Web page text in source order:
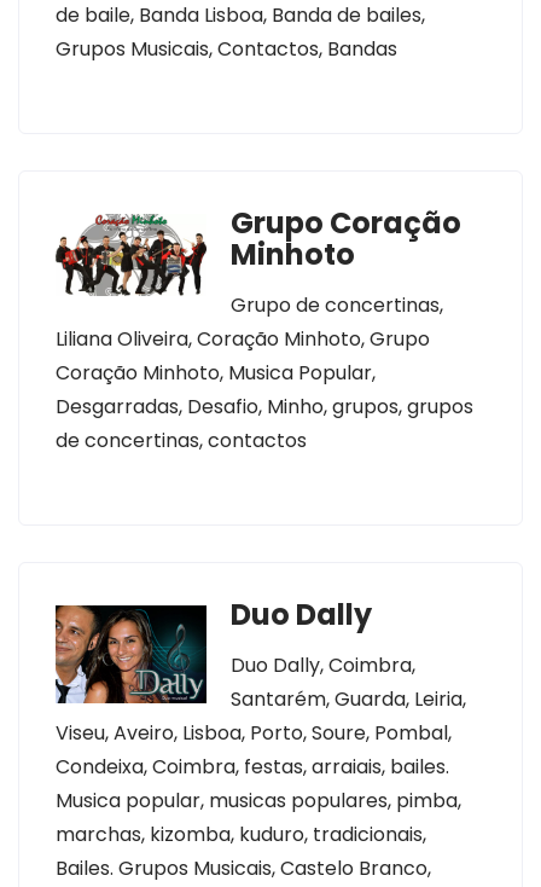
de baile, Banda Lisboa, Banda de bailes,
Grupos Musicais, Contactos, Bandas
Grupo Coração
Minhoto
Grupo de concertinas,
Liliana Oliveira, Coração Minhoto, Grupo
Coração Minhoto, Musica Popular,
Desgarradas, Desafio, Minho, grupos, grupos
de concertinas, contactos
Duo Dally
Duo Dally, Coimbra,
Santarém, Guarda, Leiria,
Viseu, Aveiro, Lisboa, Porto, Soure, Pombal,
Condeixa, Coimbra, festas, arraiais, bailes.
Musica popular, musicas populares, pimba,
marchas, kizomba, kuduro, tradicionais,
Bailes. Grupos Musicais, Castelo Branco,